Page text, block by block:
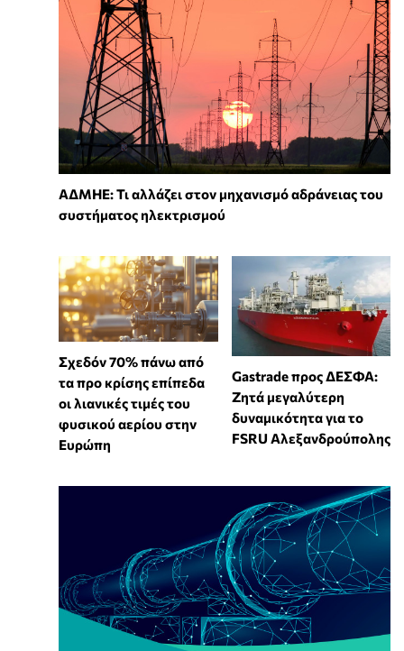
ΑΔΜΗΕ: Τι αλλάζει στον μηχανισμό αδράνειας του
συστήματος ηλεκτρισμού
Σχεδόν 70% πάνω από
τα προ κρίσης επίπεδα
οι λιανικές τιμές του
φυσικού αερίου στην
Ευρώπη
Gastrade προς ΔΕΣΦΑ:
Ζητά μεγαλύτερη
δυναμικότητα για το
FSRU Αλεξανδρούπολης